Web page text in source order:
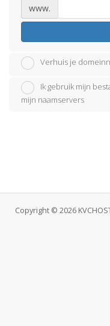
www.
Verhuis je
Ik gebruik mijn
mijn naamservers
Copyright © 2026